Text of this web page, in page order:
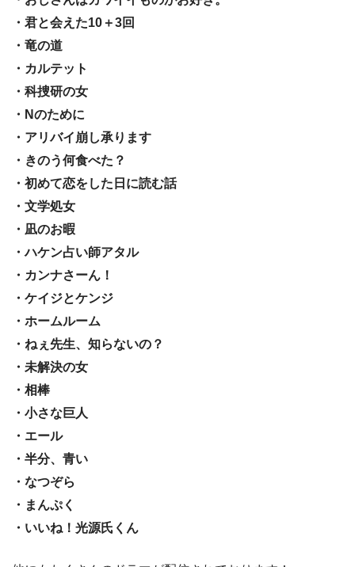
・君と会えた10＋3回
・竜の道
・カルテット
・科捜研の女
・Nのために
・アリバイ崩し承ります
・きのう何食べた？
・初めて恋をした日に読む話
・文学処女
・凪のお暇
・ハケン占い師アタル
・カンナさーん！
・ケイジとケンジ
・ホームルーム
・ねぇ先生、知らないの？
・未解決の女
・相棒
・小さな巨人
・エール
・半分、青い
・なつぞら
・まんぷく
・いいね！光源氏くん